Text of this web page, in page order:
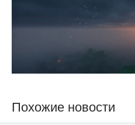
Похожие новости